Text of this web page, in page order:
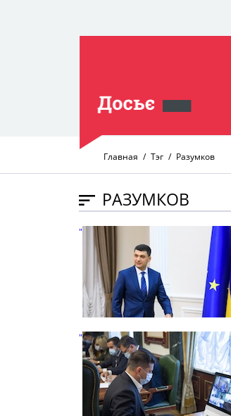
Главная Тэг Разумков
РАЗУМКОВ
" />
" />